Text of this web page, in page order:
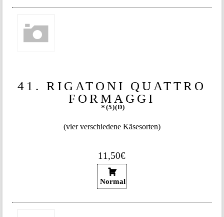
41. RIGATONI QUATTRO
FORMAGGI
5 D
11,50€
Normal
(vier verschiedene Käsesorten)